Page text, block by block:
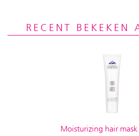
RECENT BEKEKEN
Moisturizing hair